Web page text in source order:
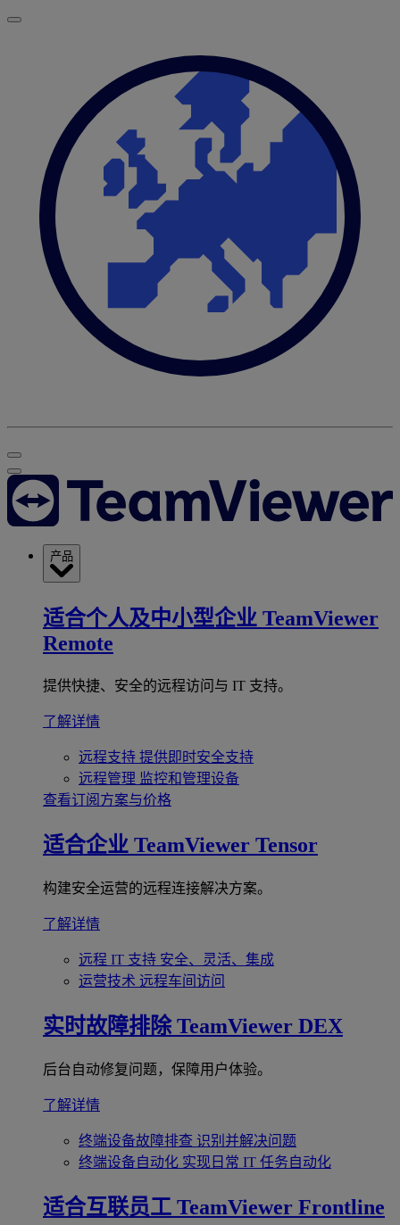
产品
适合个人及中小型企业 TeamViewer
Remote
提供快捷、安全的远程访问与 IT 支持。
了解详情
远程支持 提供即时安全支持
远程管理 监控和管理设备
查看订阅方案与价格
适合企业 TeamViewer Tensor
构建安全运营的远程连接解决方案。
了解详情
远程 IT 支持 安全、灵活、集成
运营技术 远程车间访问
实时故障排除 TeamViewer DEX
后台自动修复问题，保障用户体验。
了解详情
终端设备故障排查 识别并解决问题
终端设备自动化 实现日常 IT 任务自动化
适合互联员工 TeamViewer Frontline